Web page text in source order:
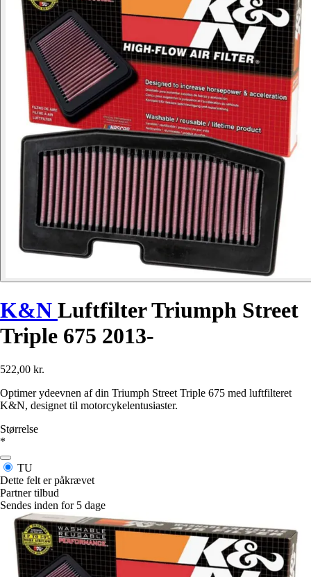
K&N Luftfilter Triumph Street
Triple 675 2013-
522,00 kr.
Optimer ydeevnen af din Triumph Street Triple 675 med luftfilteret
K&N, designet til motorcykelentusiaster.
Størrelse
*
TU
Dette felt er påkrævet
Partner tilbud
Sendes inden for 5 dage